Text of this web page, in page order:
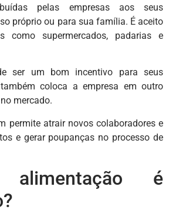
pelas empresas aos seus
próprio ou para sua família. É aceito
como supermercados, padarias e
ser um bom incentivo para seus
coloca a empresa em outro
mercado.
permite atrair novos colaboradores e
e gerar poupanças no processo de
é